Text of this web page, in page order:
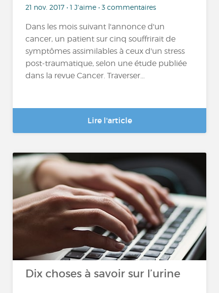
21 nov. 2017 • 1 J'aime • 3 commentaires
Dans les mois suivant l'annonce d'un
cancer, un patient sur cinq souffrirait de
symptômes assimilables à ceux d'un stress
post-traumatique, selon une étude publiée
dans la revue Cancer. Traverser...
Lire l'article
Dix choses à savoir sur l’urine